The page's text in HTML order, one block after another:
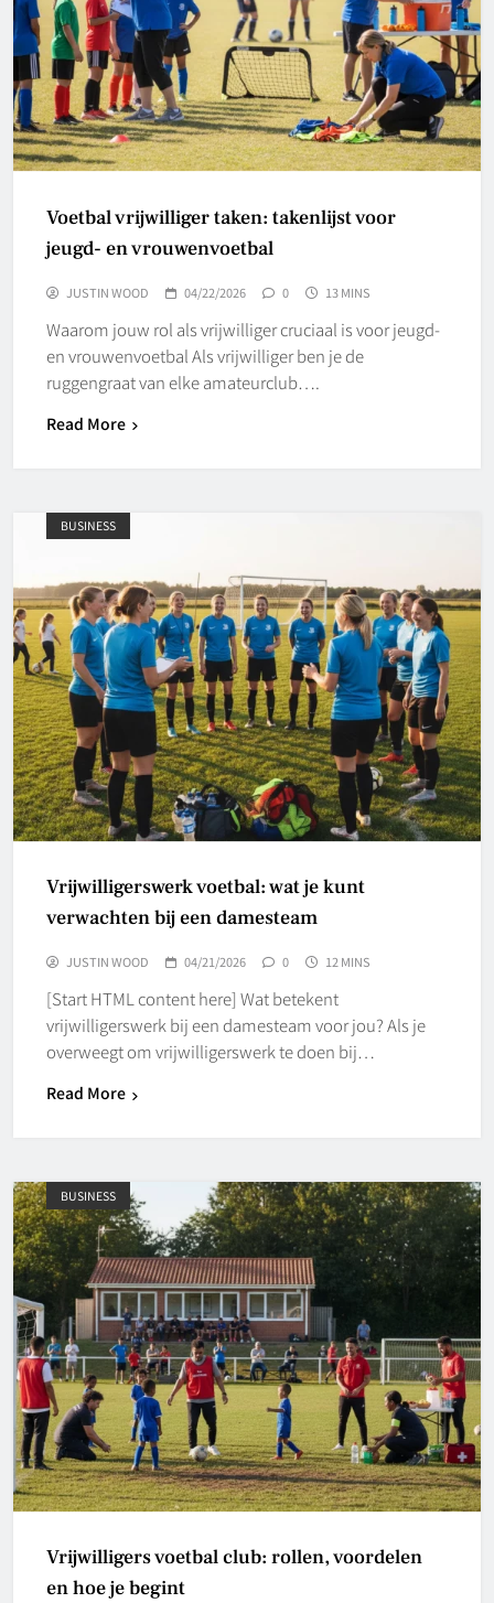
Voetbal vrijwilliger taken: takenlijst voor
jeugd- en vrouwenvoetbal
JUSTIN WOOD 04/22/2026 0 13 MINS
Waarom jouw rol als vrijwilliger cruciaal is voor jeugd-
en vrouwenvoetbal Als vrijwilliger ben je de
ruggengraat van elke amateurclub….
Read More
BUSINESS
Vrijwilligerswerk voetbal: wat je kunt
verwachten bij een damesteam
JUSTIN WOOD 04/21/2026 0 12 MINS
[Start HTML content here] Wat betekent
vrijwilligerswerk bij een damesteam voor jou? Als je
overweegt om vrijwilligerswerk te doen bij…
Read More
BUSINESS
Vrijwilligers voetbal club: rollen, voordelen
en hoe je begint